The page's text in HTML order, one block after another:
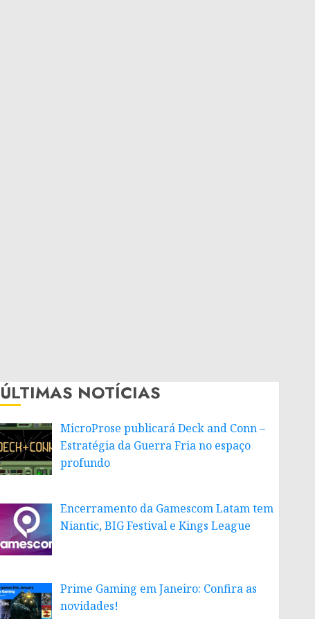
ÚLTIMAS NOTÍCIAS
MicroProse publicará Deck and Conn –
Estratégia da Guerra Fria no espaço
profundo
Encerramento da Gamescom Latam tem
Niantic, BIG Festival e Kings League
Prime Gaming em Janeiro: Confira as
novidades!